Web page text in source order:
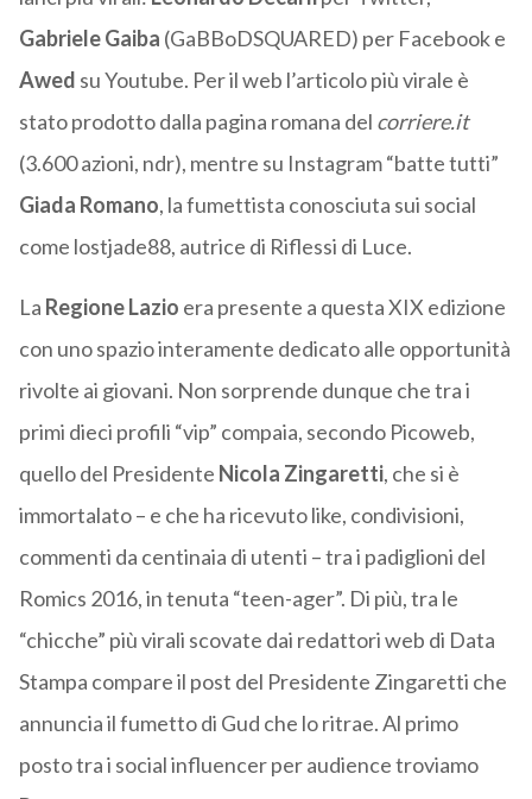
Gabriele Gaiba (GaBBoDSQUARED) per Facebook e
Awed su Youtube. Per il web l’articolo più virale è
stato prodotto dalla pagina romana del corriere.it
(3.600 azioni, ndr), mentre su Instagram “batte tutti”
Giada Romano, la fumettista conosciuta sui social
come lostjade88, autrice di Riflessi di Luce.
La Regione Lazio era presente a questa XIX edizione
con uno spazio interamente dedicato alle opportunità
rivolte ai giovani. Non sorprende dunque che tra i
primi dieci profili “vip” compaia, secondo Picoweb,
quello del Presidente Nicola Zingaretti, che si è
immortalato – e che ha ricevuto like, condivisioni,
commenti da centinaia di utenti – tra i padiglioni del
Romics 2016, in tenuta “teen-ager”. Di più, tra le
“chicche” più virali scovate dai redattori web di Data
Stampa compare il post del Presidente Zingaretti che
annuncia il fumetto di Gud che lo ritrae. Al primo
posto tra i social influencer per audience troviamo